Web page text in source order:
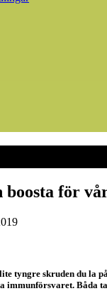
boosta för
tyngre skruden du la
immunförsvaret. Båda